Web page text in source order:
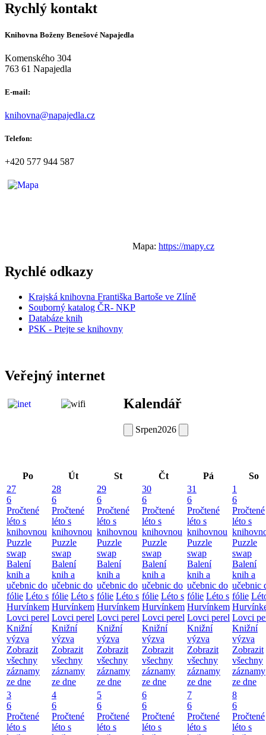
Rychlý kontakt
Knihovna Boženy Benešové Napajedla
Komenského 304
763 61 Napajedla
E-mail:
knihovna@napajedla.cz
Telefon:
+420 577 944 587
Mapa: https://mapy.cz
Rychlé odkazy
Krajská knihovna Františka Bartoše ve Zlíně
Souborný katalog ČR- NKP
Databáze knih
PSK - Ptejte se knihovny
Veřejný internet
Kalendář
Srpen2026
Po Út St Čt Pá
So
27
6
Pročtené
léto s
knihovnou
Puzzle
swap
Balení
knih a
učebnic do
fólie Léto s
Hurvínkem
Lovci perel
Knižní
výzva
Zobrazit
všechny
záznamy
ze dne
28
6
Pročtené
léto s
knihovnou
Puzzle
swap
Balení
knih a
učebnic do
fólie Léto s
Hurvínkem
Lovci perel
Knižní
výzva
Zobrazit
všechny
záznamy
ze dne
29
6
Pročtené
léto s
knihovnou
Puzzle
swap
Balení
knih a
učebnic do
fólie Léto s
Hurvínkem
Lovci perel
Knižní
výzva
Zobrazit
všechny
záznamy
ze dne
30
6
Pročtené
léto s
knihovnou
Puzzle
swap
Balení
knih a
učebnic do
fólie Léto s
Hurvínkem
Lovci perel
Knižní
výzva
Zobrazit
všechny
záznamy
ze dne
31
6
Pročtené
léto s
knihovnou
Puzzle
swap
Balení
knih a
učebnic do
fólie Léto s
Hurvínkem
Lovci perel
Knižní
výzva
Zobrazit
všechny
záznamy
ze dne
1
6
Pročtené
léto s
Puzzle
swap
Balení
knih a
učebnic
fólie
Lovci
Knižní
výzva
Zobrazit
všechny
záznamy
ze dne
3
6
Pročtené
léto s
4
6
Pročtené
léto s
5
6
Pročtené
léto s
6
6
Pročtené
léto s
7
6
Pročtené
léto s
8
6
Pročtené
léto s